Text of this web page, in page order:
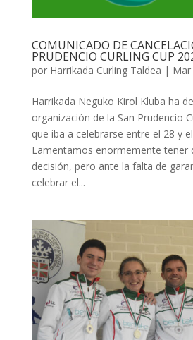
COMUNICADO DE
PRUDENCIO CURLING CUP
por Harrikada Curling Taldea | Mar
Harrikada Neguko Kirol Kluba ha
organización de la San Prudencio
que iba a celebrarse entre el 28 y
Lamentamos enormemente tener
decisión, pero ante la falta de
celebrar el...